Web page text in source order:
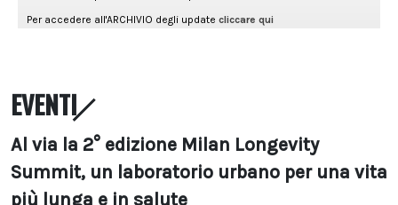
EVENTI
Al via la 2° edizione Milan Longevity
Summit, un laboratorio urbano per una vita
più lunga e in salute